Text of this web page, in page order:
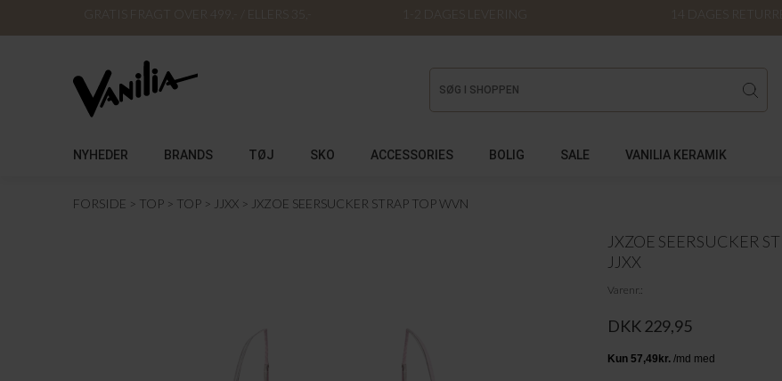
GRATIS FRAGT OVER 499,- / ELLERS 35,- 1-2 DAGES LEVERING 14 DAGES
NYHEDER BRANDS TØJ SKO ACCESSORIES BOLIG SALE VANILIA KERAMIK
FORSIDE TOP TOP JJXX JXZOE SEERSUCKER STRAP TOP WVN
JXZOE SEERSUCKER
JJXX
Varenr.
DKK 229,95